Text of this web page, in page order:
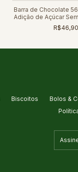
Barra de Chocolate
Adição de Açúcar
200g
R$46,90
Biscoitos Bolos &